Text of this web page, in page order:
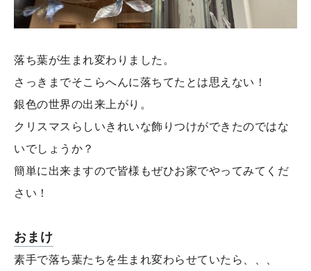
落ち葉が生まれ変わりました。
さっきまでそこらへんに落ちてたとは思えない！
銀色の世界の出来上がり。
クリスマスらしいきれいな飾りつけができたのではな
いでしょうか？
簡単に出来ますので皆様もぜひお家でやってみてくだ
さい！
おまけ
素手で落ち葉たちを生まれ変わらせていたら、、、